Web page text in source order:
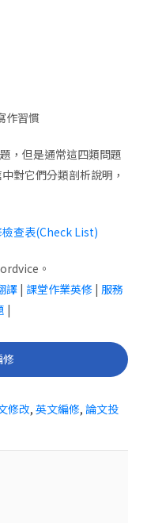
作習慣
，但是通常這四類問題
對它們分類剖析說明，
查表(Check List)
。
譯| 課堂作業英修 | 服務
|
修
修改, 英文編修, 論文投